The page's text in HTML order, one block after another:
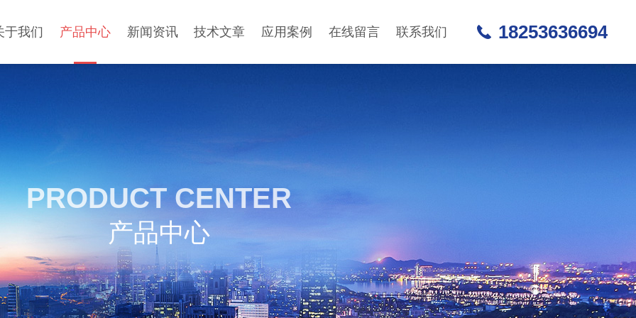
于我们 产品中心 新闻资讯 技术文章 应用案例 在线留言 联系我们 18253636694
PRODUCT CENTER
产品中心